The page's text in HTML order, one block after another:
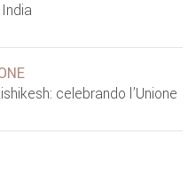
celebrando l’Unione